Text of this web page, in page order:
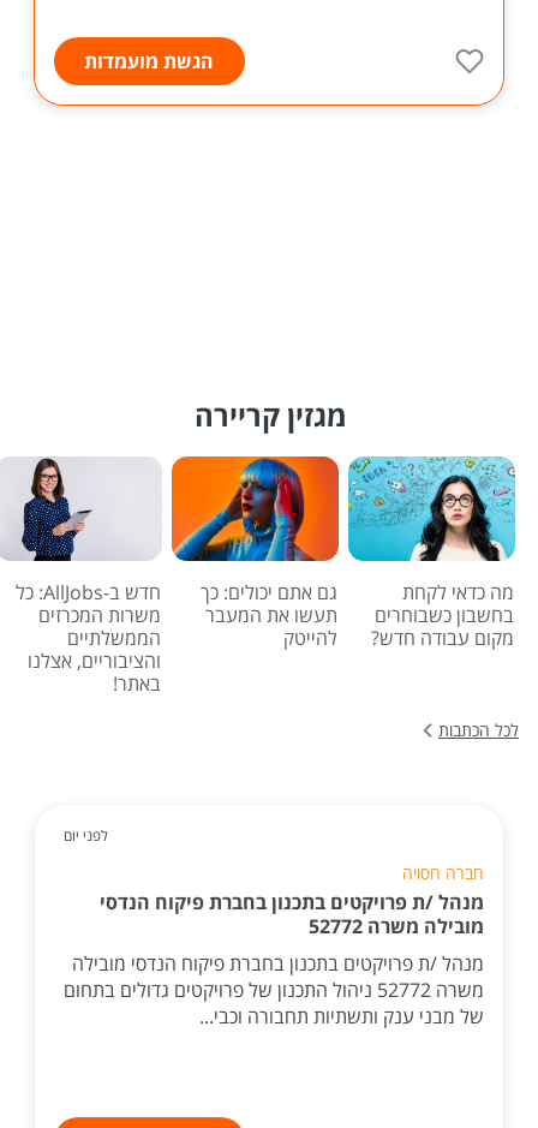
הגשת מועמדות
מגזין קריירה
מה כדאי לקחת
בחשבון כשבוחרים
מקום עבודה חדש?
גם אתם יכולים: כך
תעשו את המעבר
להייטק
חדש ב-AllJobs: כל
משרות המכרזים
הממשלתיים
והציבוריים, אצלנו
באתר!
לכל הכתבות
לפני יום
חברה חסויה
מנהל /ת פרויקטים בתכנון בחברת פיקוח הנדסי
מובילה משרה 52772
מנהל /ת פרויקטים בתכנון בחברת פיקוח הנדסי מובילה
משרה 52772 ניהול התכנון של פרויקטים גדולים בתחום
של מבני ענק ותשתיות תחבורה וכבי...